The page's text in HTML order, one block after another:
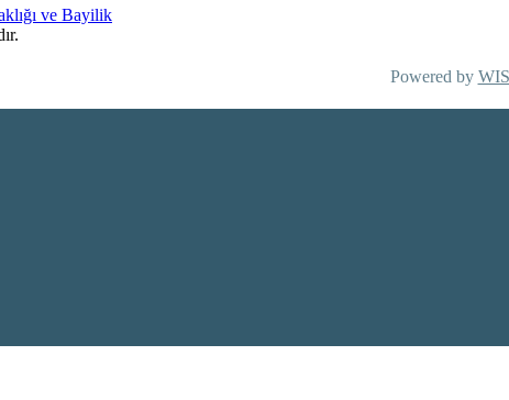
ve Bayilik
Powered by